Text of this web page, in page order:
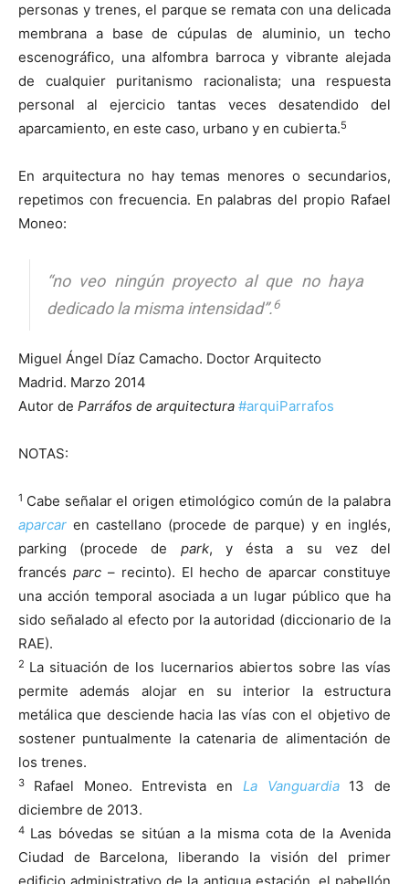
personas y trenes, el parque se remata con una delicada
membrana a base de cúpulas de aluminio, un techo
escenográfico, una alfombra barroca y vibrante alejada
de cualquier puritanismo racionalista; una respuesta
personal al ejercicio tantas veces desatendido del
aparcamiento, en este caso, urbano y en cubierta.5
En arquitectura no hay temas menores o secundarios,
repetimos con frecuencia. En palabras del propio Rafael
Moneo:
“no veo ningún proyecto al que no haya
dedicado la misma intensidad”.6
Miguel Ángel Díaz Camacho. Doctor Arquitecto
Madrid. Marzo 2014
Autor de Parráfos de arquitectura #arquiParrafos
NOTAS:
1 Cabe señalar el origen etimológico común de la palabra
aparcar en castellano (procede de parque) y en inglés,
parking (procede de park, y ésta a su vez del
francés parc – recinto). El hecho de aparcar constituye
una acción temporal asociada a un lugar público que ha
sido señalado al efecto por la autoridad (diccionario de la
RAE).
2 La situación de los lucernarios abiertos sobre las vías
permite además alojar en su interior la estructura
metálica que desciende hacia las vías con el objetivo de
sostener puntualmente la catenaria de alimentación de
los trenes.
3 Rafael Moneo. Entrevista en La Vanguardia13 de
diciembre de 2013.
4 Las bóvedas se sitúan a la misma cota de la Avenida
Ciudad de Barcelona, liberando la visión del primer